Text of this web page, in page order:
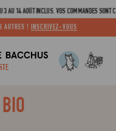
14 AOÛT INCLUS. VOS COMMANDES SONT
AUTRES !
INSCRIVEZ-VOUS
Adresse email